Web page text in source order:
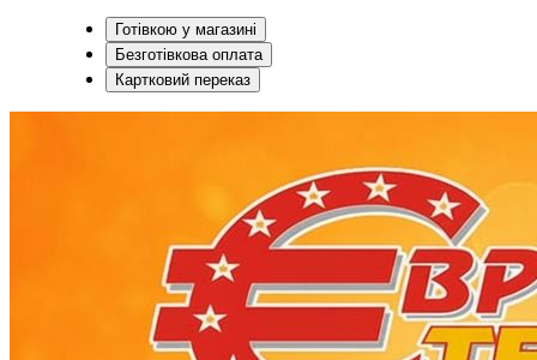
Готівкою у магазині
Безготівкова оплата
Картковий переказ